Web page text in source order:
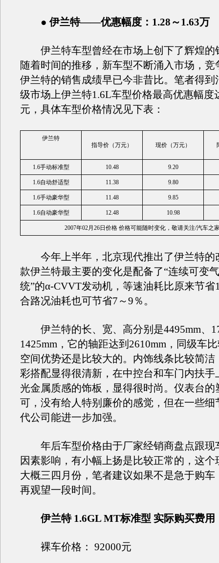
● 伊兰特——优惠幅度：1.28～1.63万
伊兰特车型曾经在市场上创下了辉煌的
随着时间的推移，新车型不断涌入市场，竞
伊兰特的销售成绩早已今非昔比。笔者得到
级市场上伊兰特1.6L车型价格最高优惠幅度
元，具体车型价格情况见下表：
伊兰特
指导价（万元）
现价（万元）
1.6手动标准型 10.48 9.20
1.6自动舒适型 11.38 9.80
1.6手动豪华型 11.48 9.85
1.6自动豪华型 12.48 10.98
2007年02月26日价格 价格可能随时变化，敬请关注/汽车之
今年上半年，北京现代推出了伊兰特的
款伊兰特最主要的变化是配备了“连续可变
统”的α-CVVT发动机，等速油耗比原来节省
合路况油耗也可节省7～9％。
伊兰特的长、宽、高分别是4495mm、
1425mm，它的轴距达到2610mm，同级车
空间优势还是比较大的。内饰线条比较简洁
彩搭配显得很清新，在中控台和车门内扶手
光金属质感的饰板，显得很时尚。仪表台的
可，没有给人特别廉价的感觉，但在一些细
代公司能进一步加强。
年后车型价格由于厂家经销商盘点跟现
因素影响，有小幅上扬是比较正常的，这个
大概三四月份，笔者建议如果不是急于购车
再观望一段时间。
伊兰特 1.6GL MT标准型 实际购买费用
裸车价格： 92000元